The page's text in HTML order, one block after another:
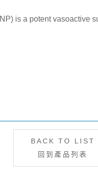
is a potent vasoactive
BACK TO LIST
回到產品列表